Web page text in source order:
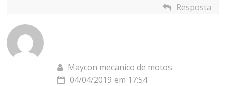
Resposta
Maycon mecanico de motos
04/04/2019 em 17:54